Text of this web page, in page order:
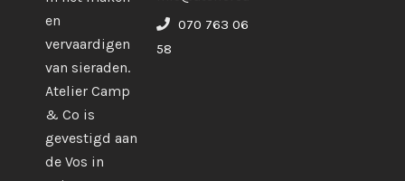
en
vervaardigen
van sieraden.
Atelier Camp
& Co is
gevestigd aan
de Vos in
070 763 06
58